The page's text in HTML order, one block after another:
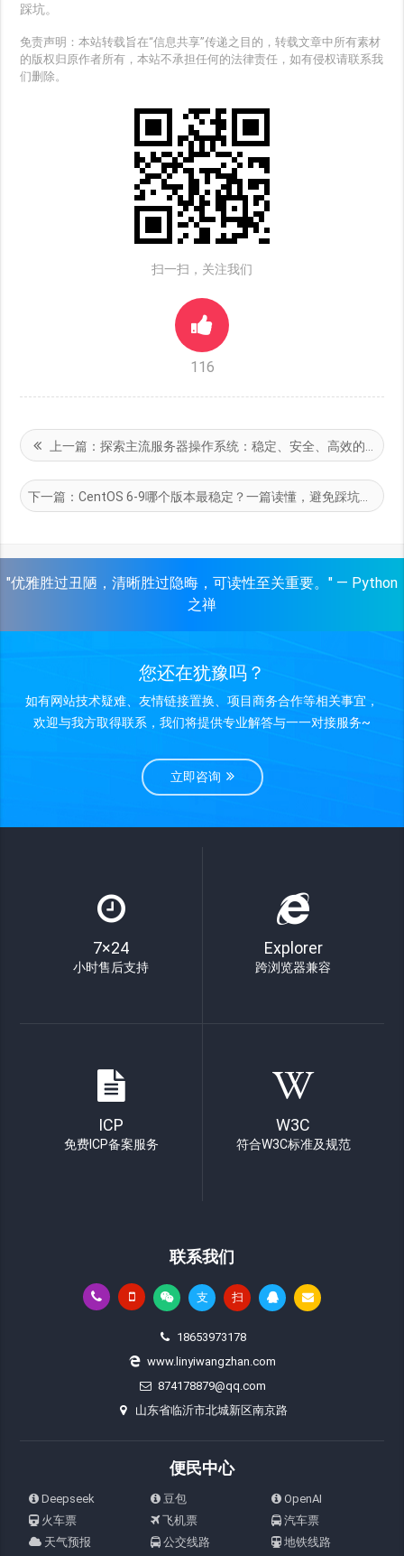
踩坑。
免责声明：本站转载旨在“信息共享”传递之目的，转载文章中所有素材
的版权归原作者所有，本站不承担任何的法律责任，如有侵权请联系我
们删除。
扫一扫，关注我们
116
上一篇：探索主流服务器操作系统：稳定、安全、高效的基石基础
下一篇：CentOS 6-9哪个版本最稳定？一篇读懂，避免踩坑！
"优雅胜过丑陋，清晰胜过隐晦，可读性至关重要。" — Python
之禅
您还在犹豫吗？
如有网站技术疑难、友情链接置换、项目商务合作等相关事宜，
欢迎与我方取得联系，我们将提供专业解答与一一对接服务~
立即咨询
7×24
小时售后支持
Explorer
跨浏览器兼容
ICP
免费ICP备案服务
W3C
符合W3C标准及规范
联系我们
支 扫
18653973178
www.linyiwangzhan.com
874178879@qq.com
山东省临沂市北城新区南京路
便民中心
Deepseek 豆包
OpenAI
火车票
飞机票
汽车票
天气预报
公交线路
地铁线路